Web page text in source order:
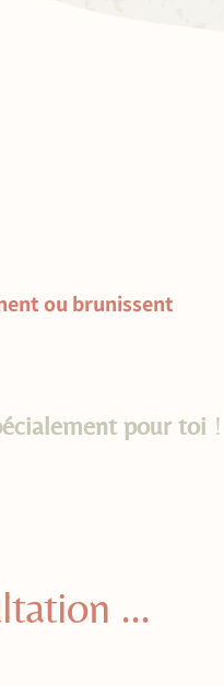
ou brunissent
pour toi !
...